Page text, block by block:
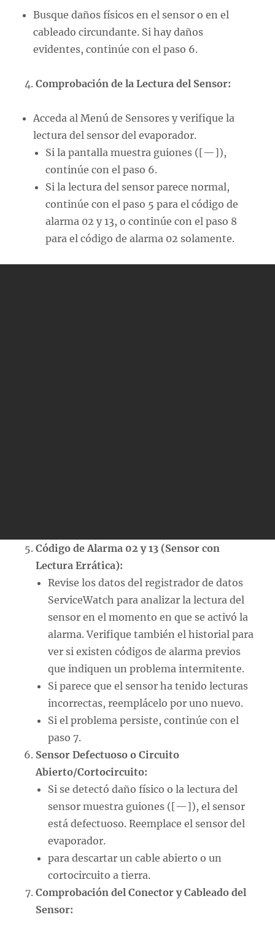
Busque daños físicos en el sensor o en el
cableado circundante. Si hay daños
evidentes, continúe con el paso 6.
Comprobación de la Lectura del Sensor:
Acceda al Menú de Sensores y verifique la
lectura del sensor del evaporador.
Si la pantalla muestra guiones ([—]),
continúe con el paso 6.
Si la lectura del sensor parece normal,
continúe con el paso 5 para el código de
alarma 02 y 13, o continúe con el paso 8
para el código de alarma 02 solamente.
Código de Alarma 02 y 13 (Sensor con
Lectura Errática):
Revise los datos del registrador de datos
ServiceWatch para analizar la lectura del
sensor en el momento en que se activó la
alarma. Verifique también el historial para
ver si existen códigos de alarma previos
que indiquen un problema intermitente.
Si parece que el sensor ha tenido lecturas
incorrectas, reemplácelo por uno nuevo.
Si el problema persiste, continúe con el
paso 7.
Sensor Defectuoso o Circuito
Abierto/Cortocircuito:
Si se detectó daño físico o la lectura del
sensor muestra guiones ([—]), el sensor
está defectuoso. Reemplace el sensor del
evaporador.
para descartar un cable abierto o un
cortocircuito a tierra.
Comprobación del Conector y Cableado del
Sensor: